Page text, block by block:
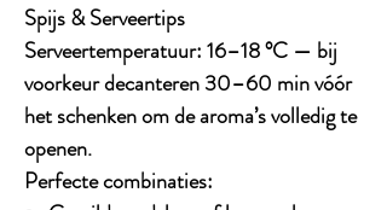
Spijs & Serveertips
Serveertemperatuur:16–18 °C — bij
voorkeur decanteren 30–60 min vóór
het schenken om de aroma’s volledig te
openen.
Perfecte combinaties: